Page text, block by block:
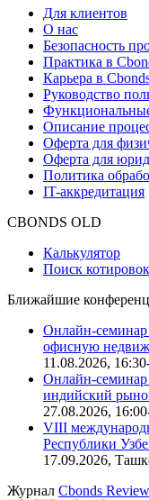
Для клиентов
О нас
Безопасность
Практика в
Карьера в
Руководство
Описание
Оферта для
Оферта для
Политика
IT-аккредитация
CBONDS OLD
Калькулятор
Поиск
Ближайшие
Онлайн-
офисную
11.08.2026,
Онлайн-семинар
индийский
27.08.2026,
VIII
Республики
17.09.2026,
Журнал Cbonds Review